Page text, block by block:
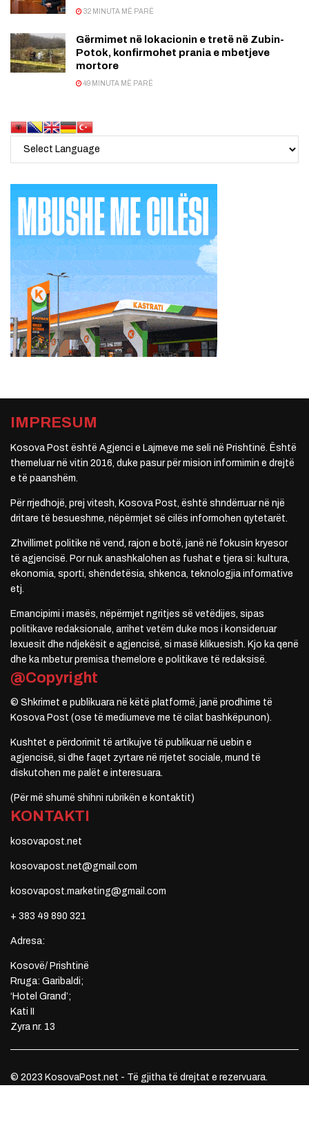
32 MINUTA MË PARË
Gërmimet në lokacionin e tretë në Zubin-
Potok, konfirmohet prania e mbetjeve
mortore
49 MINUTA MË PARË
IMPRESUM
Kosova Post është Agjenci e Lajmeve me seli në Prishtinë. Është
themeluar në vitin 2016, duke pasur për mision informimin e drejtë
e të paanshëm.
Për rrjedhojë, prej vitesh, Kosova Post, është shndërruar në një
dritare të besueshme, nëpërmjet së cilës informohen qytetarët.
Zhvillimet politike në vend, rajon e botë, janë në fokusin kryesor
të agjencisë. Por nuk anashkalohen as fushat e tjera si: kultura,
ekonomia, sporti, shëndetësia, shkenca, teknologjia informative
etj.
Emancipimi i masës, nëpërmjet ngritjes së vetëdijes, sipas
politikave redaksionale, arrihet vetëm duke mos i konsideruar
lexuesit dhe ndjekësit e agjencisë, si masë klikuesish. Kjo ka qenë
dhe ka mbetur premisa themelore e politikave të redaksisë.
@Copyright
© Shkrimet e publikuara në këtë platformë, janë prodhime të
Kosova Post (ose të mediumeve me të cilat bashkëpunon).
Kushtet e përdorimit të artikujve të publikuar në uebin e
agjencisë, si dhe faqet zyrtare në rrjetet sociale, mund të
diskutohen me palët e interesuara.
(Për më shumë shihni rubrikën e kontaktit)
KONTAKTI
kosovapost.net
kosovapost.net@gmail.com
kosovapost.marketing@gmail.com
+ 383 49 890 321
Adresa:
Kosovë/ Prishtinë
Rruga: Garibaldi;
‘Hotel Grand’;
Kati II
Zyra nr. 13
© 2023 KosovaPost.net - Të gjitha të drejtat e rezervuara.